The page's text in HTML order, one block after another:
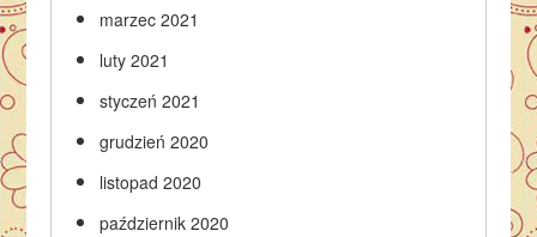
marzec 2021
luty 2021
styczeń 2021
grudzień 2020
listopad 2020
październik 2020